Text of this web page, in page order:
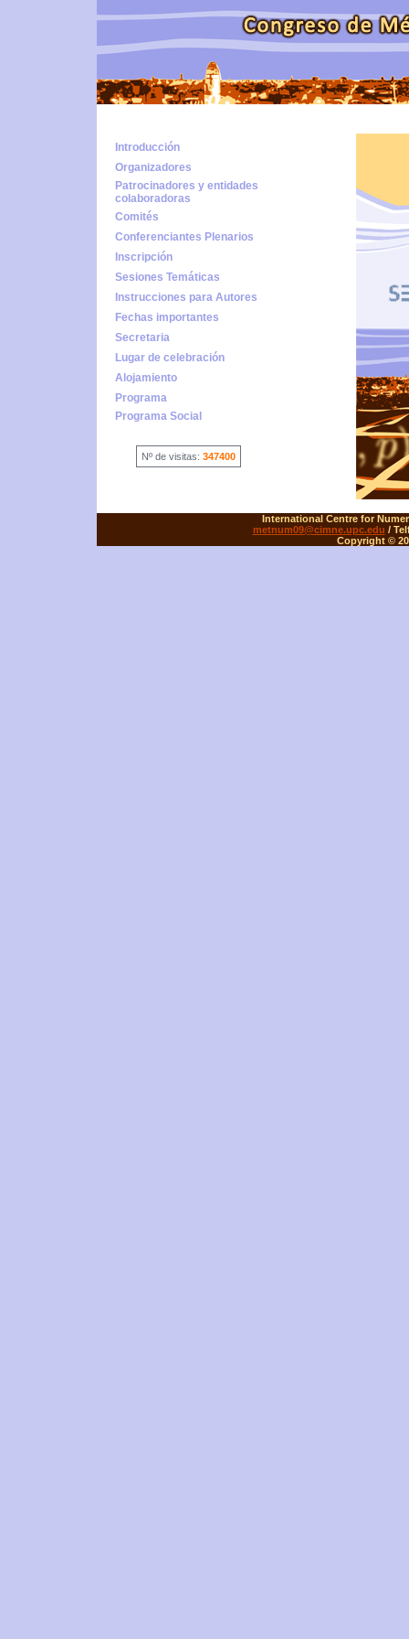
Introducción
Organizadores
Patrocinadores y entidades
colaboradoras
Comités
Conferenciantes Plenarios
Inscripción
Sesiones Temáticas
Instrucciones para Autores
Fechas importantes
Secretaria
Lugar de celebración
Alojamiento
Programa
Programa Social
Nº de visitas: 347400
International Centre for
metnum09@cimne.upc.edu /
Copyright ©